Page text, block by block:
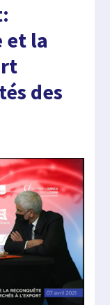
et la
des